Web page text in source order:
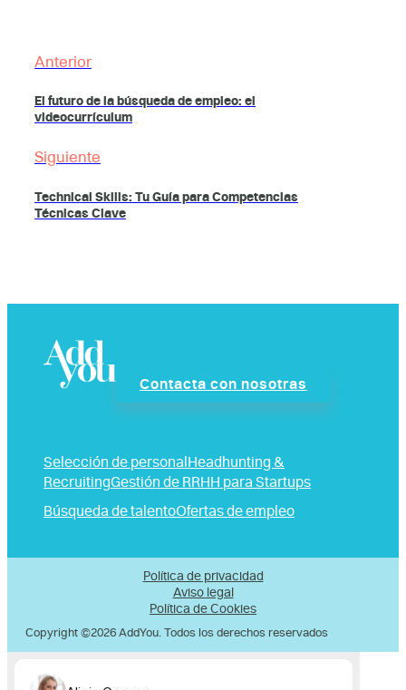
Anterior
El futuro de la búsqueda de empleo: el
videocurrículum
Siguiente
Technical Skills: Tu Guía para Competencias
Técnicas Clave
Contacta con nosotras
Selección de personal Headhunting &
RecruitingGestión de RRHH para Startups
Búsqueda de talentoOfertas de empleo
Política de privacidad
Aviso legal
Política de Cookies
Copyright ©2026 AddYou. Todos los derechos reservados